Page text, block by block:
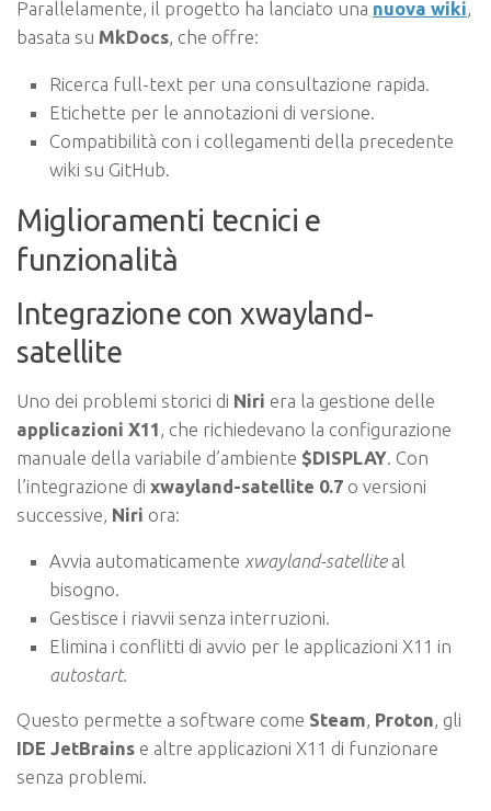
Parallelamente, il progetto ha lanciato una nuova wiki,
basata su MkDocs, che offre:
Ricerca full-text per una consultazione rapida.
Etichette per le annotazioni di versione.
Compatibilità con i collegamenti della precedente
wiki su GitHub.
Miglioramenti tecnici e
funzionalità
Integrazione con xwayland-
satellite
Uno dei problemi storici di Niri era la gestione delle
applicazioni X11 , che richiedevano la configurazione
manuale della variabile d’ambiente $DISPLAY . Con
l’integrazione di xwayland-satellite 0.7 o versioni
successive, Niri ora:
Avvia automaticamente xwayland-satelliteal
bisogno.
Gestisce i riavvii senza interruzioni.
Elimina i conflitti di avvio per le applicazioni X11 in
autostart.
Questo permette a software come Steam, Proton, gli
IDE JetBrains e altre applicazioni X11 di funzionare
senza problemi.